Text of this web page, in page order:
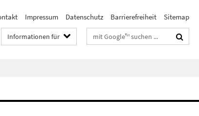
Impressum Datenschutz Barrierefreiheit Sitemap
Informationen für Suchbegriffe